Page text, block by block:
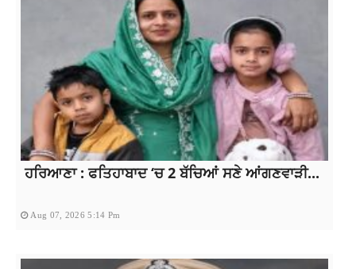
ਹਰਿਆਣਾ : ਫਤਿਹਾਬਾਦ ‘ਚ 2 ਬੱਚਿਆਂ ਸਣੇ ਆਂਗਣਵਾੜੀ...
Aug 07, 2026 5:14 Pm